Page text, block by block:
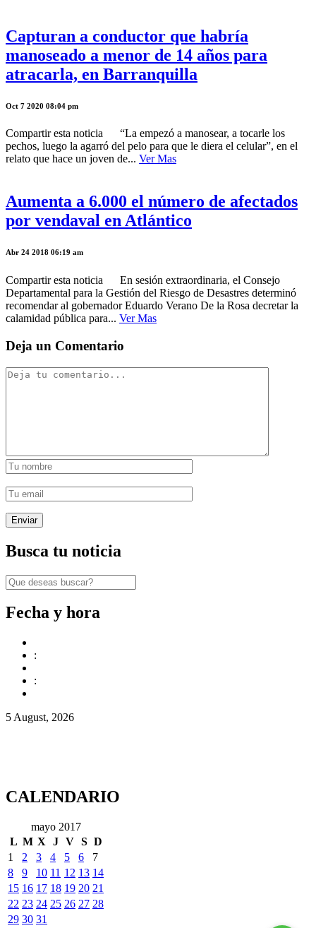
Capturan a conductor que habría
manoseado a menor de 14 años para
atracarla, en Barranquilla
Oct 7 2020 08:04 pm
Compartir esta noticia “La empezó a manosear, a tocarle los
pechos, luego la agarró del pelo para que le diera el celular”, en el
relato que hace un joven de... Ver Mas
Aumenta a 6.000 el número de afectados
por vendaval en Atlántico
Abr 24 2018 06:19 am
Compartir esta noticia En sesión extraordinaria, el Consejo
Departamental para la Gestión del Riesgo de Desastres determinó
recomendar al gobernador Eduardo Verano De la Rosa decretar la
calamidad pública para... Ver Mas
Deja un Comentario
Busca tu noticia
Fecha y hora
:
:
5 August, 2026
CALENDARIO
mayo 2017
L M X J V S D
1
2 3 4 5 6
7
8
9 10 11 12 13 14
15 16 17 18 19 20 21
22 23 24 25 26 27 28
29 30 31